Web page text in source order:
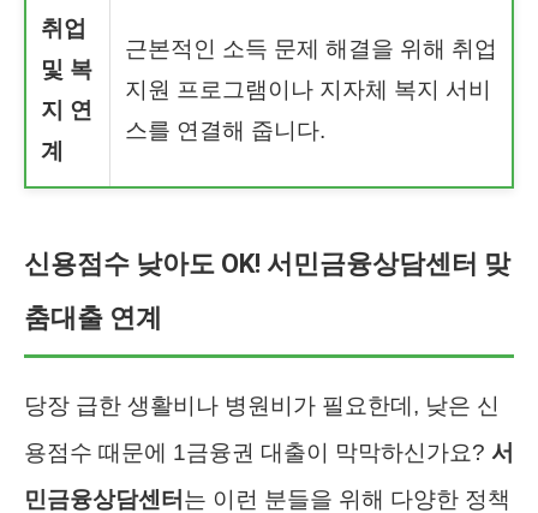
취업
및 복
지 연
계
근본적인 소득 문제 해결을 위해 취업
지원 프로그램이나 지자체 복지 서비
스를 연결해 줍니다.
신용점수 낮아도 OK! 서민금융상담센터 맞
춤대출 연계
당장 급한 생활비나 병원비가 필요한데, 낮은 신
용점수 때문에 1금융권 대출이 막막하신가요? 서
민금융상담센터 는 이런 분들을 위해 다양한 정책